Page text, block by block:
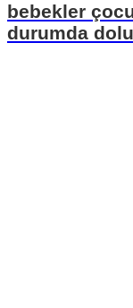
bebekler
durumda